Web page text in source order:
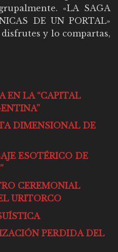
«LA SAGA
DE UN PORTAL»
y lo compartas,
EN LA “CAPITAL
DIMENSIONAL DE
ESOTÉRICO DE
CEREMONIAL
URITORCO
PERDIDA DEL